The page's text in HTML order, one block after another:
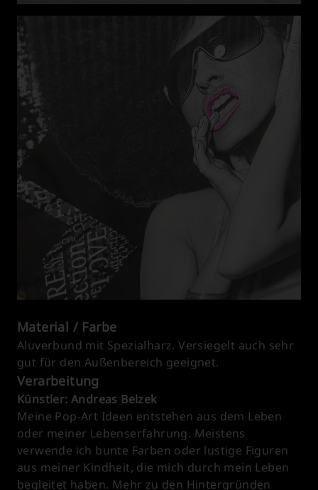
Material / Farbe
Aluverbund mit Spezialharz. Versiegelt auch sehr
gut für den Außenbereich geeignet.
Verarbeitung
Künstler: Andreas Belzek
Meine Pop-Art Ideen entstehen aus dem Leben
oder meiner Lebenserfahrung. Meistens
verwende ich bunte Farben oder lustige Figuren
aus meiner Kindheit, die mich durch mein Leben
begleitet haben. Mehr zu den Hintergründen